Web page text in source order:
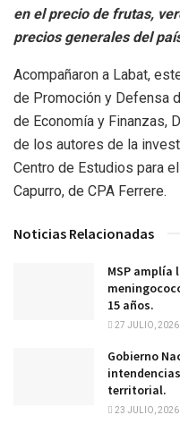
en el precio de frutas,
precios generales del
Acompañaron a Labat,
de Promoción y Defensa
de Economía y Finanzas,
de los autores de la
Centro de Estudios para
Capurro, de CPA Ferrere.
Noticias Relacionadas
MSP amplía
15 años.
27 JULIO, 2026
Gobierno
territorial.
23 JULIO, 2026